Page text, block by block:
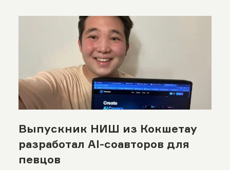
Выпускник НИШ из Кокшетау
разработал AI-соавторов для
певцов